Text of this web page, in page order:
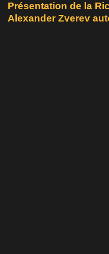
Présentation de la
Alexander Zverev